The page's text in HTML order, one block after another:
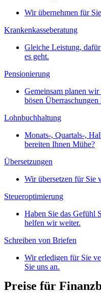
Wir übernehmen für
Krankenkasseberatung
Gleiche Leistung,
es geht.
Pensionierung
Gemeinsam planen
bösen Überraschungen
Lohnbuchhaltung
Monats-, Quartals-,
bereiten Ihnen Mühe?
Übersetzungen
Wir übersetzen für Sie
Steueroptimierung
Haben Sie das Gefühl
helfen wir weiter.
Schreiben von Briefen
Wir erledigen für Sie
Sie uns an.
Preise für